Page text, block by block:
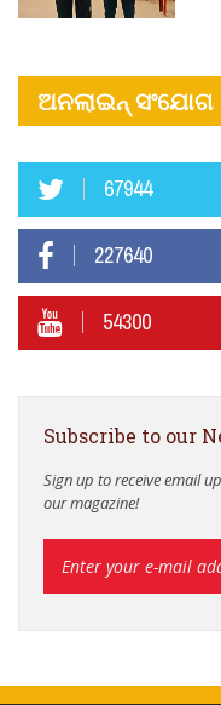
ଅନଲାଇନ୍ ସଂଯୋଗ
67944
227640
54300
Subscribe to our
Sign up to receive email
our magazine!